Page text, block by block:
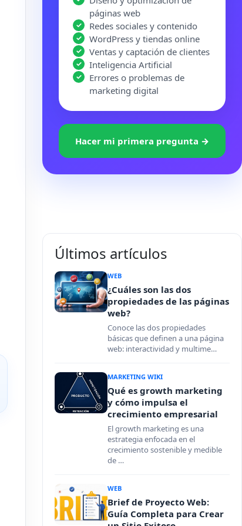
páginas web
Redes sociales y contenido
WordPress y tiendas online
Ventas y captación de clientes
Inteligencia Artificial
Errores o problemas de
marketing digital
Hacer mi primera pregunta →
Últimos artículos
WEB
¿Cuáles son las dos
propiedades de las páginas
web?
Conoce las dos propiedades
básicas que definen a una página
web: interactividad y multime…
MARKETING WIKI
Qué es growth marketing
y cómo impulsa el
crecimiento empresarial
El growth marketing es una
estrategia enfocada en el
crecimiento sostenible y medible
de …
WEB
Brief de Proyecto Web:
Guía Completa para Crear